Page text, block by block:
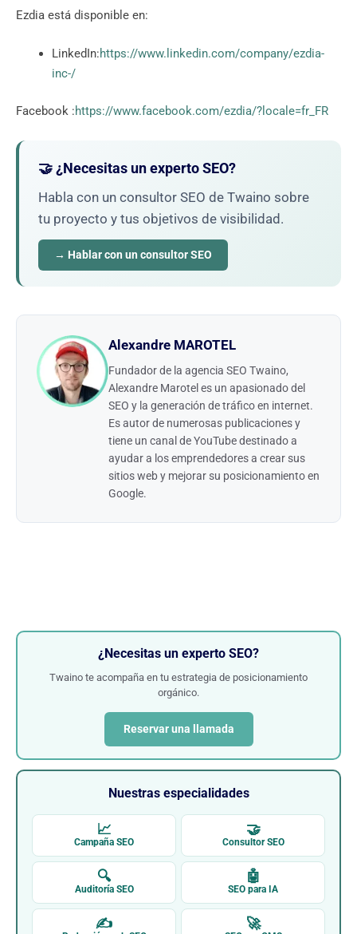
Ezdia está disponible en:
LinkedIn:https://www.linkedin.com/company/ezdia-
inc-/
Facebook :https://www.facebook.com/ezdia/?locale=fr_FR
🤝 ¿Necesitas un experto SEO?
Habla con un consultor SEO de Twaino sobre
tu proyecto y tus objetivos de visibilidad.
→ Hablar con un consultor SEO
Alexandre MAROTEL
Fundador de la agencia SEO Twaino,
Alexandre Marotel es un apasionado del
SEO y la generación de tráfico en internet.
Es autor de numerosas publicaciones y
tiene un canal de YouTube destinado a
ayudar a los emprendedores a crear sus
sitios web y mejorar su posicionamiento en
Google.
¿Necesitas un experto SEO?
Twaino te acompaña en tu estrategia de posicionamiento
orgánico.
Reservar una llamada
Nuestras especialidades
📈
Campaña SEO
🤝
Consultor SEO
🔍
Auditoría SEO
🤖
SEO para IA
✍ 🚀